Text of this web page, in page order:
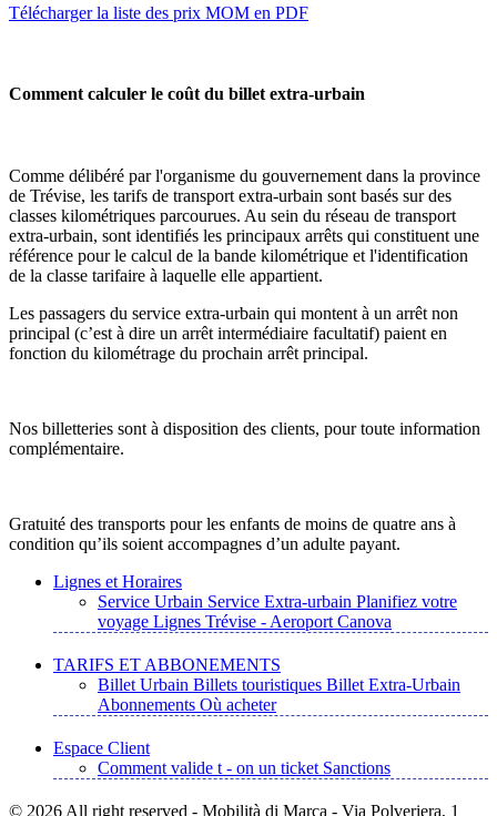
Télécharger la liste des prix MOM en PDF
Comment calculer le coût du billet extra-urbain
Comme délibéré par l'organisme du gouvernement dans la province
de Trévise, les tarifs de transport extra-urbain sont basés sur des
classes kilométriques parcourues. Au sein du réseau de transport
extra-urbain, sont identifiés les principaux arrêts qui constituent une
référence pour le calcul de la bande kilométrique et l'identification
de la classe tarifaire à laquelle elle appartient.
Les passagers du service extra-urbain qui montent à un arrêt non
principal (c’est à dire un arrêt intermédiaire facultatif) paient en
fonction du kilométrage du prochain arrêt principal.
Nos billetteries sont à disposition des clients, pour toute information
complémentaire.
Gratuité des transports pour les enfants de moins de quatre ans à
condition qu’ils soient accompagnes d’un adulte payant.
Lignes et Horaires
Service Urbain Service Extra-urbain Planifiez votre
voyage Lignes Trévise - Aeroport Canova
TARIFS ET ABBONEMENTS
Billet Urbain Billets touristiques Billet Extra-Urbain
Abonnements Où acheter
Espace Client
Comment valide t - on un ticket Sanctions
© 2026 All right reserved - Mobilità di Marca - Via Polveriera, 1